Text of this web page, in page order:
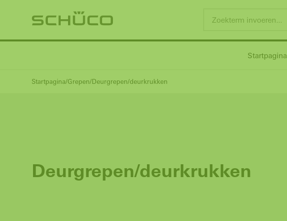
Startpagina
Startpagina Grepen Deurgrepen/deurkrukken
Deurgrepen/deurkrukken